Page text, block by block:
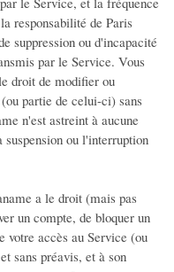
responsabilité de Paris
suppression ou d'incapacité
par le Service. Vous
droit de modifier ou
partie de celui-ci) sans
n'est astreint à aucune
ou l'interruption
a le droit (mais pas
un compte, de bloquer un
votre accès au Service (ou
sans préavis, et à son